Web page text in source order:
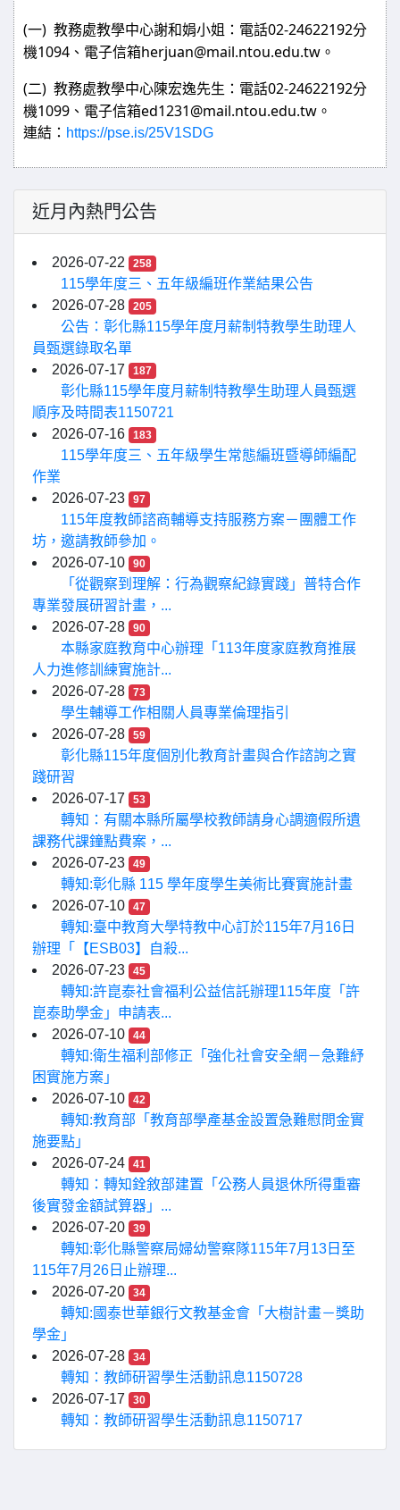
(一) 教務處教學中心謝和娟小姐：電話02-24622192分
機1094 、電子信箱herjuan@mail.ntou.edu.tw 。
(二) 教務處教學中心陳宏逸先生：電話02-24622192分
機1099 、電子信箱ed1231@mail.ntou.edu.tw 。
連結： https://pse.is/25V1SDG
近月內熱門公告
2026-07-22 258
115學年度三、五年級編班作業結果公告
2026-07-28
205
公告：彰化縣115學年度月薪制特教學生助理人
員甄選錄取名單
2026-07-17
187
彰化縣115學年度月薪制特教學生助理人員甄選
順序及時間表1150721
2026-07-16
183
115學年度三、五年級學生常態編班暨導師編配
作業
2026-07-23
97
115年度教師諮商輔導支持服務方案－團體工作
坊，邀請教師參加。
2026-07-10
90
「從觀察到理解：行為觀察紀錄實踐」普特合作
專業發展研習計畫，...
2026-07-28
90
本縣家庭教育中心辦理「113年度家庭教育推展
人力進修訓練實施計...
2026-07-28
73
學生輔導工作相關人員專業倫理指引
2026-07-28
59
彰化縣115年度個別化教育計畫與合作諮詢之實
踐研習
2026-07-17
53
轉知：有關本縣所屬學校教師請身心調適假所遺
課務代課鐘點費案，...
2026-07-23
49
轉知:彰化縣 115 學年度學生美術比賽實施計畫
2026-07-10
47
轉知:臺中教育大學特教中心訂於115年7月16日
辦理「【ESB03】自殺...
2026-07-23
45
轉知:許崑泰社會福利公益信託辦理115年度「許
崑泰助學金」申請表...
2026-07-10
44
轉知:衛生福利部修正「強化社會安全網－急難紓
困實施方案」
2026-07-10
42
轉知:教育部「教育部學產基金設置急難慰問金實
施要點」
2026-07-24
41
轉知：轉知銓敘部建置「公務人員退休所得重審
後實發金額試算器」...
2026-07-20
39
轉知:彰化縣警察局婦幼警察隊115年7月13日至
115年7月26日止辦理...
2026-07-20
34
轉知:國泰世華銀行文教基金會「大樹計畫－獎助
學金」
2026-07-28
34
轉知：教師研習學生活動訊息1150728
2026-07-17
30
轉知：教師研習學生活動訊息1150717